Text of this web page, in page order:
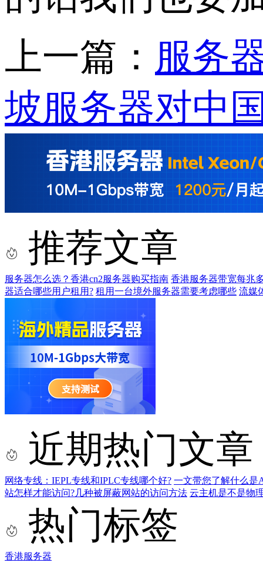
上一篇： 服务
坡服务器对中
推荐文章
服务器怎么选？香港cn2服务器购买指南 香港服务器带宽每兆
器适合哪些用户租用? 租用一台境外服务器需要考虑哪些 流媒
近期热门文章
网络专线：IEPL专线和IPLC专线哪个好? 一文带您了解什么是
站怎样才能访问?几种被屏蔽网站的访问方法 云主机是不是物
热门标签
香港服务器